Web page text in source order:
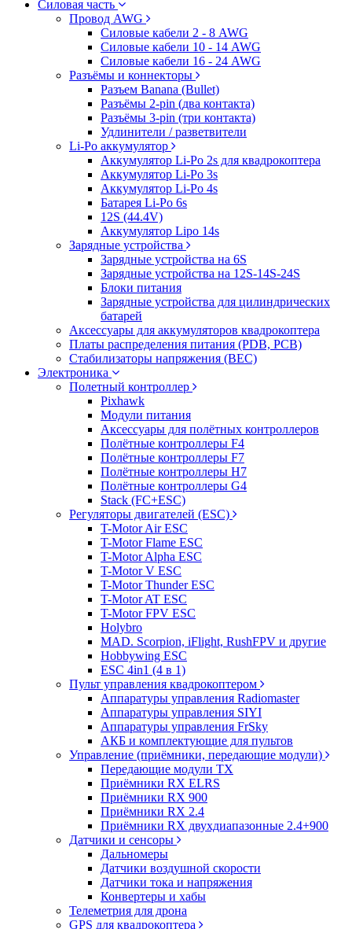
Силовая часть
Провод AWG
Силовые кабели 2 - 8 AWG
Силовые кабели 10 - 14 AWG
Силовые кабели 16 - 24 AWG
Разъёмы и коннекторы
Разъем Banana (Bullet)
Разъёмы 2-pin (два контакта)
Разъёмы 3-pin (три контакта)
Удлинители / разветвители
Li-Po аккумулятор
Аккумулятор Li-Po 2s для квадрокоптера
Аккумулятор Li-Po 3s
Аккумулятор Li-Po 4s
Батарея Li-Po 6s
12S (44.4V)
Аккумулятор Lipo 14s
Зарядные устройства
Зарядные устройства на 6S
Зарядные устройства на 12S-14S-24S
Блоки питания
Зарядные устройства для цилиндрических
батарей
Аксессуары для аккумуляторов квадрокоптера
Платы распределения питания (PDB, PCB)
Стабилизаторы напряжения (BEC)
Электроника
Полетный контроллер
Pixhawk
Модули питания
Аксессуары для полётных контроллеров
Полётные контроллеры F4
Полётные контроллеры F7
Полётные контроллеры H7
Полётные контроллеры G4
Stack (FC+ESC)
Регуляторы двигателей (ESC)
T-Motor Air ESC
T-Motor Flame ESC
T-Motor Alpha ESC
T-Motor V ESC
T-Motor Thunder ESC
T-Motor AT ESC
T-Motor FPV ESC
Holybro
MAD. Scorpion, iFlight, RushFPV и другие
Hobbywing ESC
ESC 4in1 (4 в 1)
Пульт управления квадрокоптером
Аппаратуры управления Radiomaster
Аппаратуры управления SIYI
Аппаратуры управления FrSky
АКБ и комплектующие для пультов
Управление (приёмники, передающие модули)
Передающие модули TX
Приёмники RX ELRS
Приёмники RX 900
Приёмники RX 2.4
Приёмники RX двухдиапазонные 2.4+900
Датчики и сенсоры
Дальномеры
Датчики воздушной скорости
Датчики тока и напряжения
Конвертеры и хабы
Телеметрия для дрона
GPS для квадрокоптера